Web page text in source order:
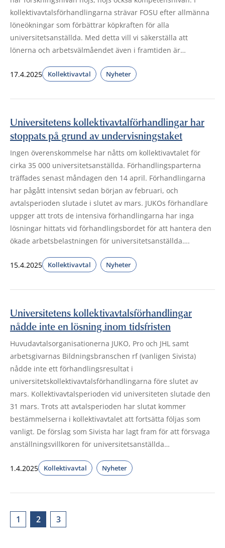
kollektivavtalsförhandlingarna strävar FOSU efter allmänna
löneökningar som förbättrar köpkraften för alla
universitetsanställda. Med detta vill vi säkerställa att
lönerna och arbetsvälmåendet även i framtiden är…
17.4.2025 Kollektivavtal Nyheter
Universitetens kollektivavtalförhandlingar har
stoppats på grund av undervisningstaket
Ingen överenskommelse har nåtts om kollektivavtalet för
cirka 35 000 universitetsanställda. Förhandlingsparterna
träffades senast måndagen den 14 april. Förhandlingarna
har pågått intensivt sedan början av februari, och
avtalsperioden slutade i slutet av mars. JUKOs förhandlare
uppger att trots de intensiva förhandlingarna har inga
lösningar hittats vid förhandlingsbordet för att hantera den
ökade arbetsbelastningen för universitetsanställda….
15.4.2025 Kollektivavtal Nyheter
Universitetens kollektivavtalsförhandlingar
nådde inte en lösning inom tidsfristen
Huvudavtalsorganisationerna JUKO, Pro och JHL samt
arbetsgivarnas Bildningsbranschen rf (vanligen Sivista)
nådde inte ett förhandlingsresultat i
universitetskollektivavtalsförhandlingarna före slutet av
mars. Kollektivavtalsperioden vid universiteten slutade den
31 mars. Trots att avtalsperioden har slutat kommer
bestämmelserna i kollektivavtalet att fortsätta följas som
vanligt. De förslag som Sivista har lagt fram för att försvaga
anställningsvillkoren för universitetsanställda…
1.4.2025 Kollektivavtal Nyheter
1 2 3